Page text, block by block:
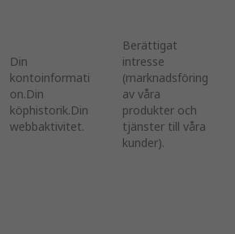
Din
kontoinformati
on.Din
köphistorik.Din
webbaktivitet.
Berättigat
intresse
(marknadsföring
av våra
produkter och
tjänster till våra
kunder).